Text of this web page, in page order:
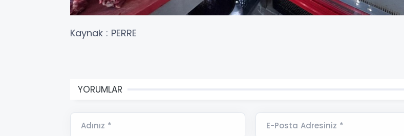
Kaynak : PERRE
YORUMLAR
Adınız * E-Posta Adresiniz *